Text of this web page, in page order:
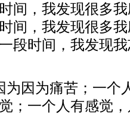
间，我发现很多
间，我发现很多
段时间，我发现
为因为痛苦；一个
；一个人有感觉